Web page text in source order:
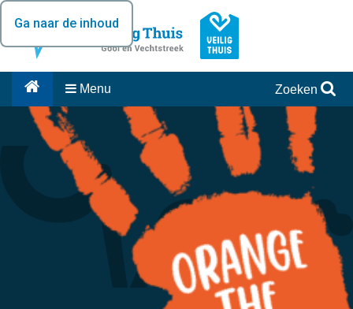
Ga naar de inhoud
Menu Zoeken